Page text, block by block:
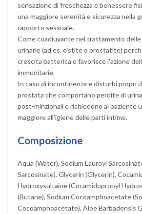
sensazione di freschezza e benessere
una maggiore serenità e sicurezza nella
rapporto sessuale.
Come coadiuvante nel trattamento
urinarie (ad es. cistite o prostatite)
crescita batterica e favorisce l'azione
immunitarie.
In caso di incontinenza e disturbi propri
prostata che comportano perdite di
post-minzionali e richiedono al paziente
maggiore all’igiene delle parti intime.
Composizione
Aqua (Water), Sodium Lauroyl
Sarcosinate), Glycerin (Glycerin),
Hydroxysultaine (Cocamidopropyl
(Butane), Sodium Cocoamphoacetate
Cocoamphoacetate), Aloe Barbadensis